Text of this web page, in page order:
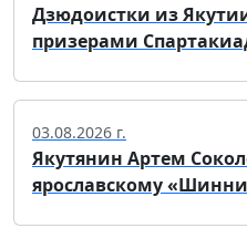
Дзюдоистки из
призерами
03.08.2026 г.
Якутянин Артем
ярославскому